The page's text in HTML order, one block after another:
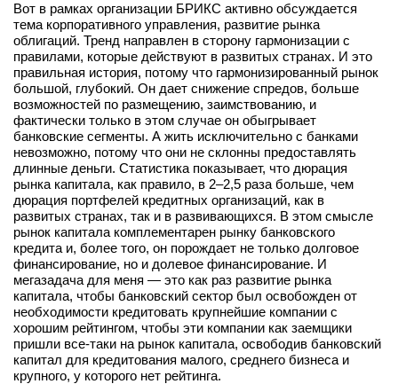
Вот в рамках организации БРИКС активно обсуждается
тема корпоративного управления, развитие рынка
облигаций. Тренд направлен в сторону гармонизации с
правилами, которые действуют в развитых странах. И это
правильная история, потому что гармонизированный рынок
большой, глубокий. Он дает снижение спредов, больше
возможностей по размещению, заимствованию, и
фактически только в этом случае он обыгрывает
банковские сегменты. А жить исключительно с банками
невозможно, потому что они не склонны предоставлять
длинные деньги. Статистика показывает, что дюрация
рынка капитала, как правило, в 2–2,5 раза больше, чем
дюрация портфелей кредитных организаций, как в
развитых странах, так и в развивающихся. В этом смысле
рынок капитала комплементарен рынку банковского
кредита и, более того, он порождает не только долговое
финансирование, но и долевое финансирование. И
мегазадача для меня — это как раз развитие рынка
капитала, чтобы банковский сектор был освобожден от
необходимости кредитовать крупнейшие компании с
хорошим рейтингом, чтобы эти компании как заемщики
пришли все‑таки на рынок капитала, освободив банковский
капитал для кредитования малого, среднего бизнеса и
крупного, у которого нет рейтинга.